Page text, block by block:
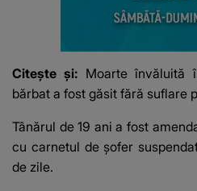
Citește și: Moarte învăluită
bărbat a fost găsit fără suflare
Tânărul de 19 ani a fost
cu carnetul de șofer
de zile.